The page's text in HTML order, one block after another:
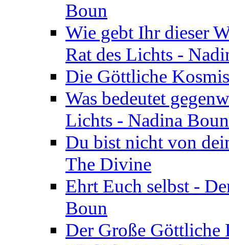
Boun
Wie gebt Ihr dieser
Rat des Lichts -
Die Göttliche
Was bedeutet
Lichts - Nadina Boun
Du bist nicht von
The Divine
Ehrt Euch selbst -
Boun
Der Große